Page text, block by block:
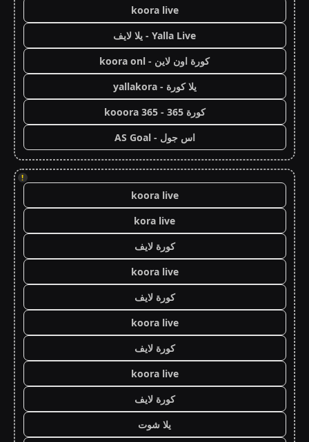
koora live
Yalla Live - يلا لايف
كورة اون لاين - koora onl
يلا كورة - yallakora
كورة 365 - kooora 365
اس جول - AS Goal
!
koora live
kora live
كورة لايف
koora live
كورة لايف
koora live
كورة لايف
koora live
كورة لايف
يلا شوت